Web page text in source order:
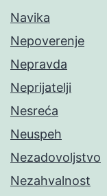
Navika
Nepoverenje
Nepravda
Neprijatelji
Nesreća
Neuspeh
Nezadovoljstvo
Nezahvalnost